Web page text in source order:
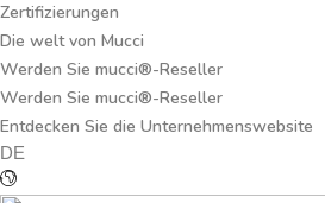
Zertifizierungen
Die welt von Mucci
Werden Sie mucci®-Reseller
Werden Sie mucci®-Reseller
Entdecken Sie die Unternehmenswebsite
DE